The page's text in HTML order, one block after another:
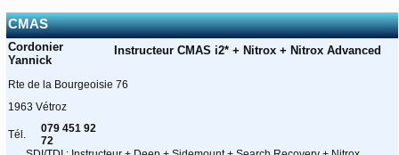
CMAS
Cordonier
Yannick
Instructeur CMAS i2* + Nitrox + Nitrox Advanced
Rte de la Bourgeoisie 76
1963 Vétroz
Tél.
079 451 92
72